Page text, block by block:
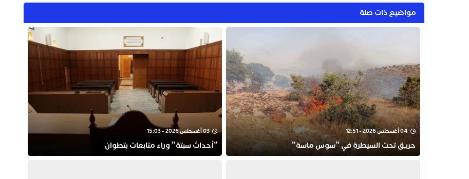
مواضيع ذات صلة
04 أغسطس 2026 - 12:51
حريق تحت السيطرة في “سوس ماسة”
03 أغسطس 2026 - 15:03
“أحداث سبتة” وراء متابعات بتطوان